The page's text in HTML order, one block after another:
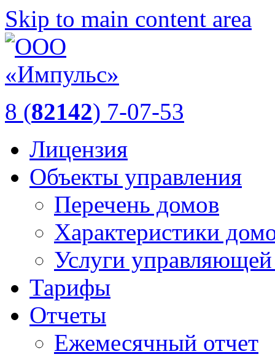
Skip to main content area
8 (82142) 7-07-53
Лицензия
Объекты управления
Перечень домов
Характеристики
Услуги
Тарифы
Отчеты
Ежемесячный отчет